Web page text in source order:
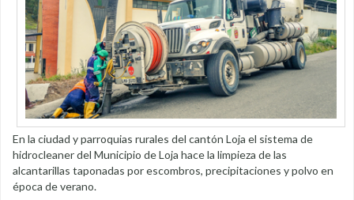
En la ciudad y parroquias rurales del cantón Loja el sistema de
hidrocleaner del Municipio de Loja hace la limpieza de las
alcantarillas taponadas por escombros, precipitaciones y polvo en
época de verano.